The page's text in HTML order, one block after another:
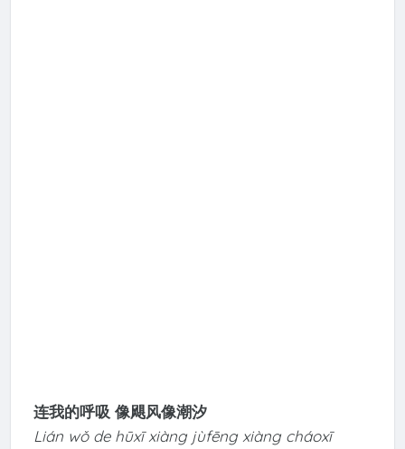
连我的呼吸 像飓风像潮汐
Lián wǒ de hūxī xiàng jùfēng xiàng cháoxī